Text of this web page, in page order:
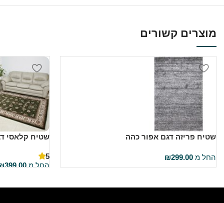
מוצרים קשורים
שטיח פריזה דגם אפור כהה
החל מ ₪299.00
שטיח קלאסי
5
החל מ399.00